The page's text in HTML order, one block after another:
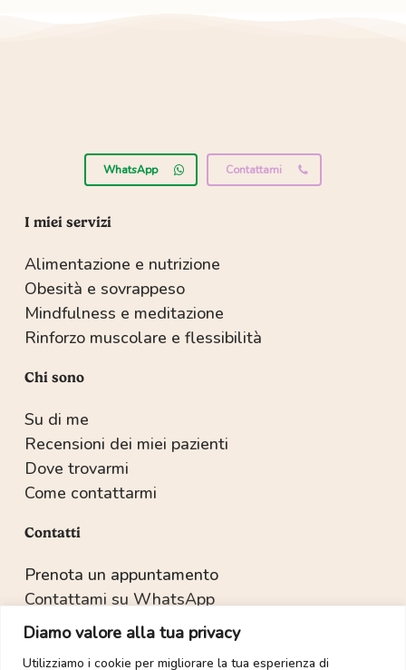
Diamo valore alla tua privacy
Utilizziamo i cookie per migliorare la tua esperienza di
WhatsApp Contattami
I miei servizi
Alimentazione e nutrizione
Obesità e sovrappeso
Mindfulness e meditazione
Rinforzo muscolare e flessibilità
Chi sono
Su di me
Recensioni dei miei pazienti
Dove trovarmi
Come contattarmi
Contatti
Prenota un appuntamento
Contattami su WhatsApp
Recapiti e indirizzo